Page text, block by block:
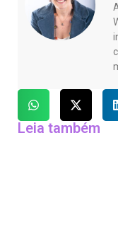
Leia também